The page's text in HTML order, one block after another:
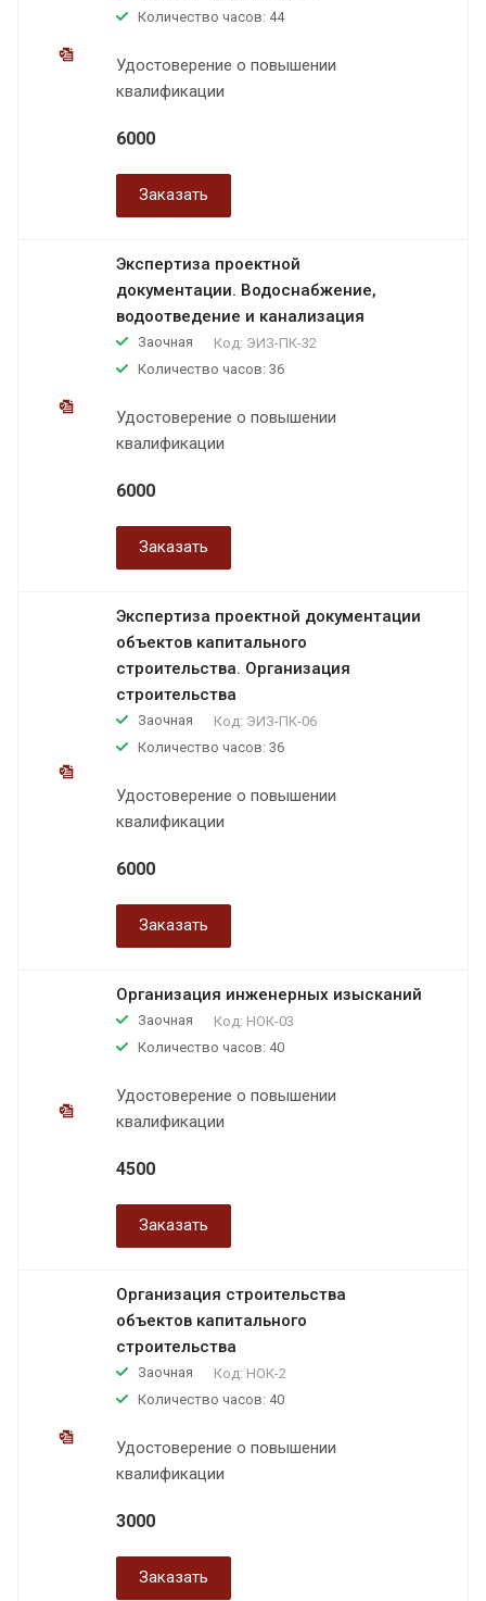
Количество часов: 44
Удостоверение о повышении
квалификации
6000
Заказать
Экспертиза проектной
документации. Водоснабжение,
водоотведение и канализация
Заочная Код: ЭИЗ-ПК-32
Количество часов: 36
Удостоверение о повышении
квалификации
6000
Заказать
Экспертиза проектной документации
объектов капитального
строительства. Организация
строительства
Заочная Код: ЭИЗ-ПК-06
Количество часов: 36
Удостоверение о повышении
квалификации
6000
Заказать
Организация инженерных изысканий
Заочная Код: НОК-03
Количество часов: 40
Удостоверение о повышении
квалификации
4500
Заказать
Организация строительства
объектов капитального
строительства
Заочная Код: НОК-2
Количество часов: 40
Удостоверение о повышении
квалификации
3000
Заказать